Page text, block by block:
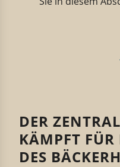
DER
KÄMPFT FÜR
DES